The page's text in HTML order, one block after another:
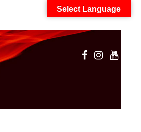
Select Language